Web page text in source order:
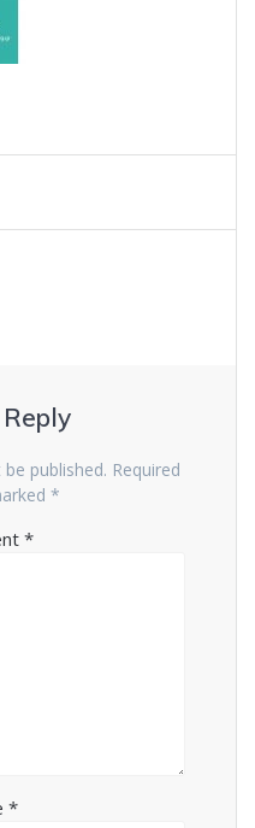
published. Required
*
*
*